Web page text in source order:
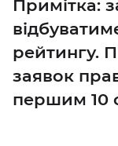
Примітка:
рейтингу.
заявок
першим 10